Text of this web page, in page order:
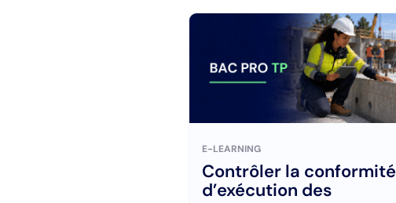
E-LEARNING
Contrôler la conformité
d’exécution des